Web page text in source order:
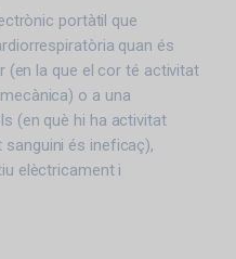
portàtil que
quan és
(en la que el cor té activitat
o a una
(en què hi ha activitat
és ineficaç),
elèctricament i